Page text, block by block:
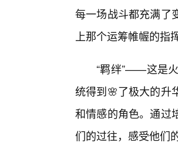
每一场战斗都充满了
上那个运筹帷幄的指
“羁绊”——这是
统得到🌸了极大的升
和情感的角色。通过
们的过往，感受他们